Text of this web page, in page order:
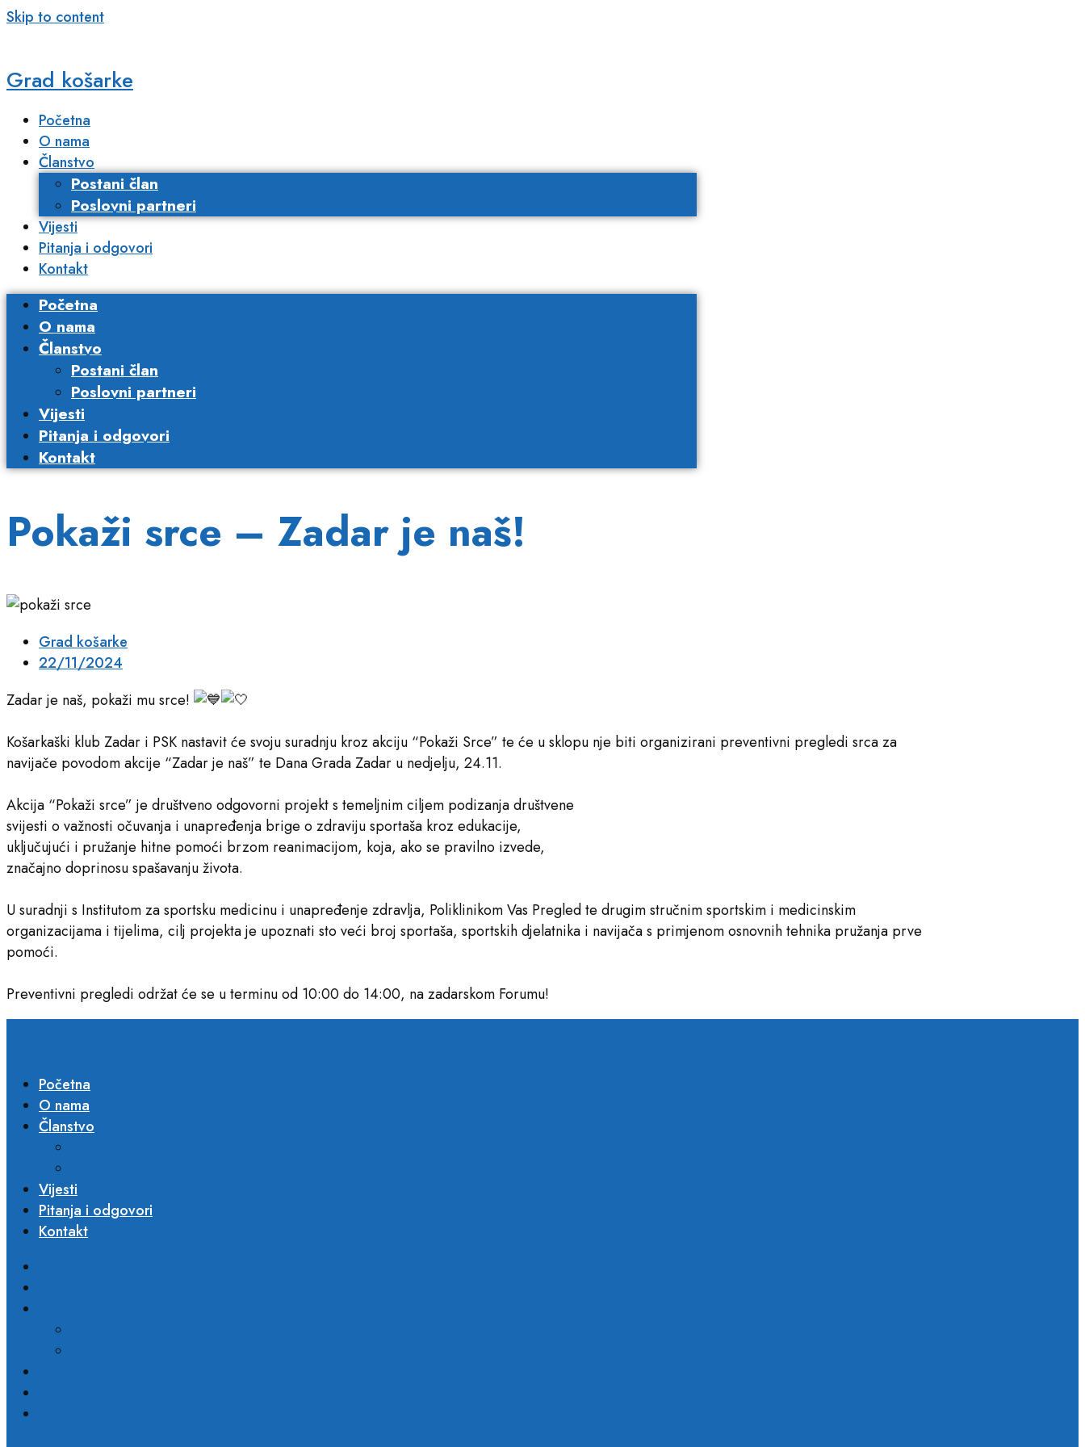
Skip to content
Grad košarke
Početna
O nama
Članstvo
Postani član
Poslovni partneri​
Vijesti
Pitanja i odgovori
Kontakt
Početna
O nama
Članstvo
Postani član
Poslovni partneri​
Vijesti
Pitanja i odgovori
Kontakt
Pokaži srce – Zadar je naš!
Grad košarke
22/11/2024
Zadar je naš, pokaži mu srce!
Košarkaški klub Zadar i PSK nastavit će svoju suradnju kroz akciju “Pokaži Srce” te će u sklopu nje biti organizirani preventivni pregledi srca za
navijače povodom akcije “Zadar je naš” te Dana Grada Zadar u nedjelju, 24.11.
Akcija “Pokaži srce” je društveno odgovorni projekt s temeljnim ciljem podizanja društvene
svijesti o važnosti očuvanja i unapređenja brige o zdraviju sportaša kroz edukacije,
uključujući i pružanje hitne pomoći brzom reanimacijom, koja, ako se pravilno izvede,
značajno doprinosu spašavanju života.
U suradnji s Institutom za sportsku medicinu i unapređenje zdravlja, Poliklinikom Vas Pregled te drugim stručnim sportskim i medicinskim
organizacijama i tijelima, cilj projekta je upoznati sto veći broj sportaša, sportskih djelatnika i navijača s primjenom osnovnih tehnika pružanja prve
pomoći.
Preventivni pregledi održat će se u terminu od 10:00 do 14:00, na zadarskom Forumu!
Početna
O nama
Članstvo
Vijesti
Pitanja i odgovori
Kontakt